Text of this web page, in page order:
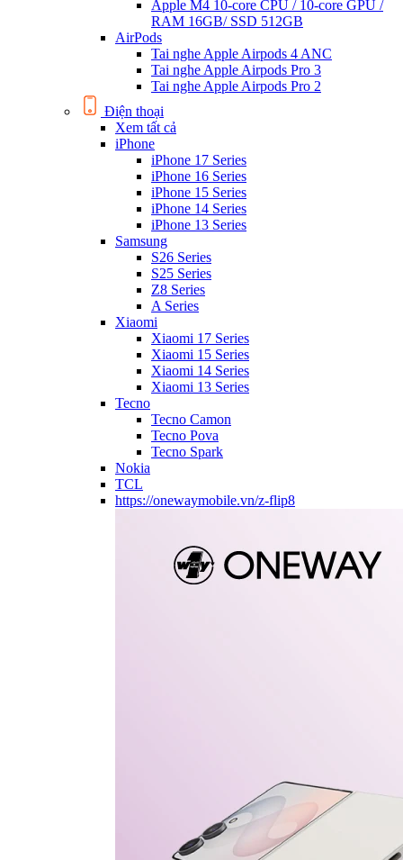
Apple M4 10-core CPU / 10-core GPU /
RAM 16GB/ SSD 512GB
AirPods
Tai nghe Apple Airpods 4 ANC
Tai nghe Apple Airpods Pro 3
Tai nghe Apple Airpods Pro 2
Điện thoại
Xem tất cả
iPhone
iPhone 17 Series
iPhone 16 Series
iPhone 15 Series
iPhone 14 Series
iPhone 13 Series
Samsung
S26 Series
S25 Series
Z8 Series
A Series
Xiaomi
Xiaomi 17 Series
Xiaomi 15 Series
Xiaomi 14 Series
Xiaomi 13 Series
Tecno
Tecno Camon
Tecno Pova
Tecno Spark
Nokia
TCL
https://onewaymobile.vn/z-flip8